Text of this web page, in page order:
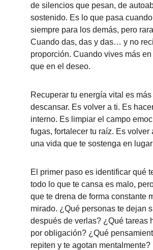
de silencios que pesan, de
sostenido. Es lo que pasa
siempre para los demás, pero
Cuando das, das y das… y no
proporción. Cuando vives más
que en el deseo.
Recuperar tu energía vital es
descansar. Es volver a ti. Es
interno. Es limpiar el campo
fugas, fortalecer tu raíz. Es volver
una vida que te sostenga en
El primer paso es identificar qué
todo lo que te cansa es malo,
que te drena de forma constante
mirado. ¿Qué personas te dejan
después de verlas? ¿Qué tareas
por obligación? ¿Qué
repiten y te agotan mentalmente?